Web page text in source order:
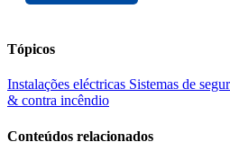
Tópicos
Instalações eléctricas Sistemas de
& contra incêndio
Conteúdos relacionados